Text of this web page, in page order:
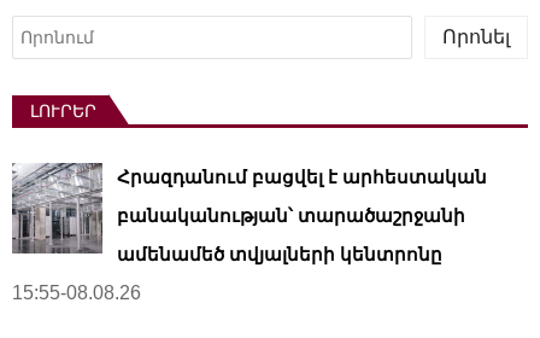
s
p
a
g
i
n
a
t
i
Որոնել
Որոնել
ԼՈՒՐԵՐ
Հրազդանում բացվել է արհեստական ​​
բանականության՝ տարածաշրջանի
ամենամեծ տվյալների կենտրոնը
15:55-08.08.26